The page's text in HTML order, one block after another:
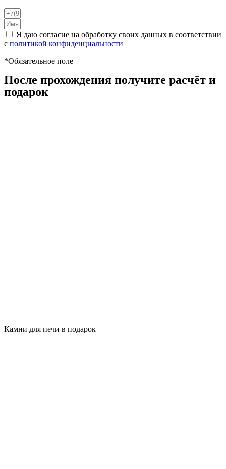
Я даю согласие на обработку своих данных в соответствии
с политикой конфиденциальности
*Обязательное поле
После прохождения получите расчёт и
подарок
Камни для печи в подарок